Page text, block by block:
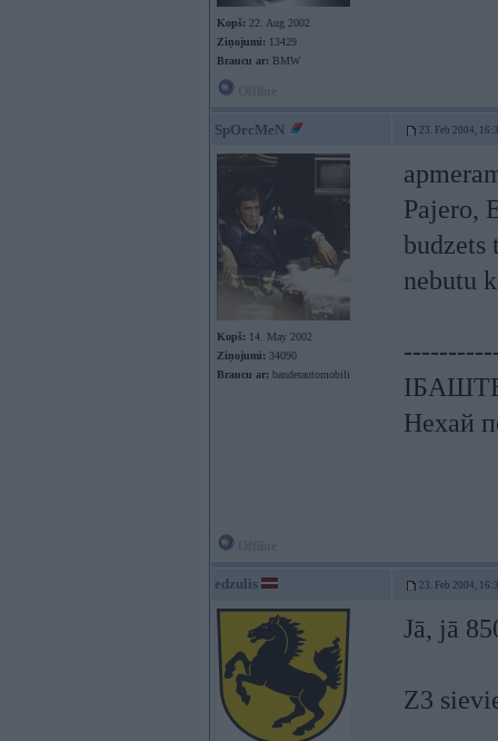
Kopš: 22. Aug 2002
Ziņojumi: 13429
Braucu ar: BMW
SpOrcMeN 23. Feb 2004,
Kopš: 14. May 2002
Ziņojumi: 34090
Braucu ar: banderautomobili
Pajero,
budzets
nebutu
Нехай
edzulis 23. Feb 2004,
Jā, jā
Z3